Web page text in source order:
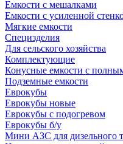
Емкости с мешалками
Емкости с усиленной
Мягкие емкости
Специзделия
Для сельского хозяйства
Комплектующие
Конусные емкости с
Подземные емкости
Еврокубы
Еврокубы новые
Еврокубы с подогревом
Еврокубы б/у
Мини АЗС для дизельного